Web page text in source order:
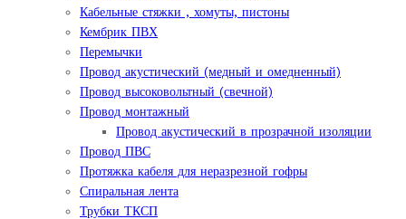
Кабельные стяжки , хомуты, пистоны
Кембрик ПВХ
Перемычки
Провод акустический (медный и омедненный)
Провод высоковольтный (свечной)
Провод монтажный
Провод акустический в прозрачной изоляции
Провод ПВС
Протяжка кабеля для неразрезной гофры
Спиральная лента
Трубки ТКСП